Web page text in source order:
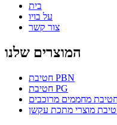
בית
על בויו
צור קשר
המוצרים שלנו
חטיבת PBN
חטיבת PG
מחממים מרוכבים
מוצרי מתכת עקשן